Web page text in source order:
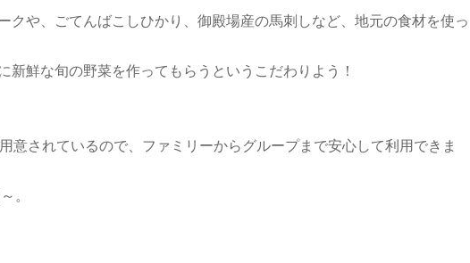
クや、ごてんばこしひかり、御殿場産の馬刺しなど、地元の食材を使っ
新鮮な旬の野菜を作ってもらうというこだわりよう！
意されているので、ファミリーからグループまで安心して利用できま
。